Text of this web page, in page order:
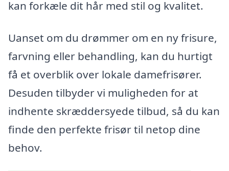
kan forkæle dit hår med stil og kvalitet.
Uanset om du drømmer om en ny frisure,
farvning eller behandling, kan du hurtigt
få et overblik over lokale damefrisører.
Desuden tilbyder vi muligheden for at
indhente skræddersyede tilbud, så du kan
finde den perfekte frisør til netop dine
behov.